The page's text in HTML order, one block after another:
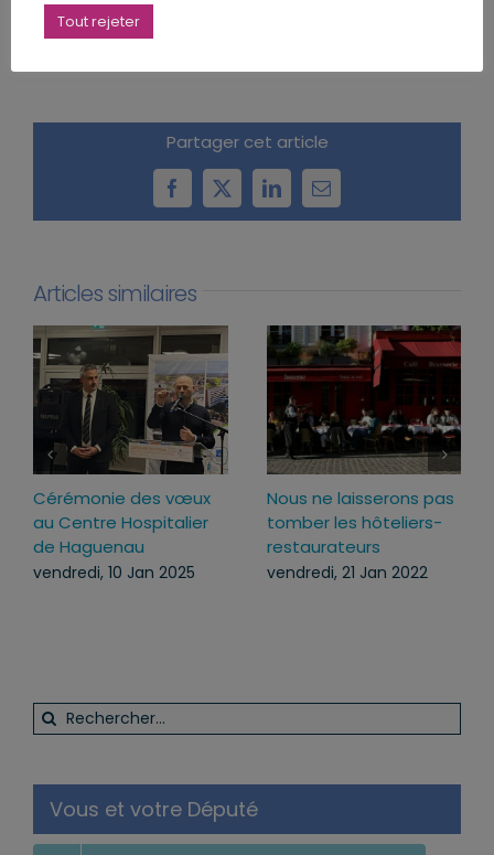
partiel-activite-partielle/article/fiche-activite-
partielle-chomage-partiel#3
Partager cet article
Facebook
X LinkedInEmail
Articles similaires
Cérémonie des vœux
au Centre Hospitalier
de Haguenau
vendredi, 10 Jan 2025
Nous ne laisserons pas
tomber les hôteliers-
restaurateurs
vendredi, 21 Jan 2022
Rechercher:
Vous et votre Député
Tout rejeter